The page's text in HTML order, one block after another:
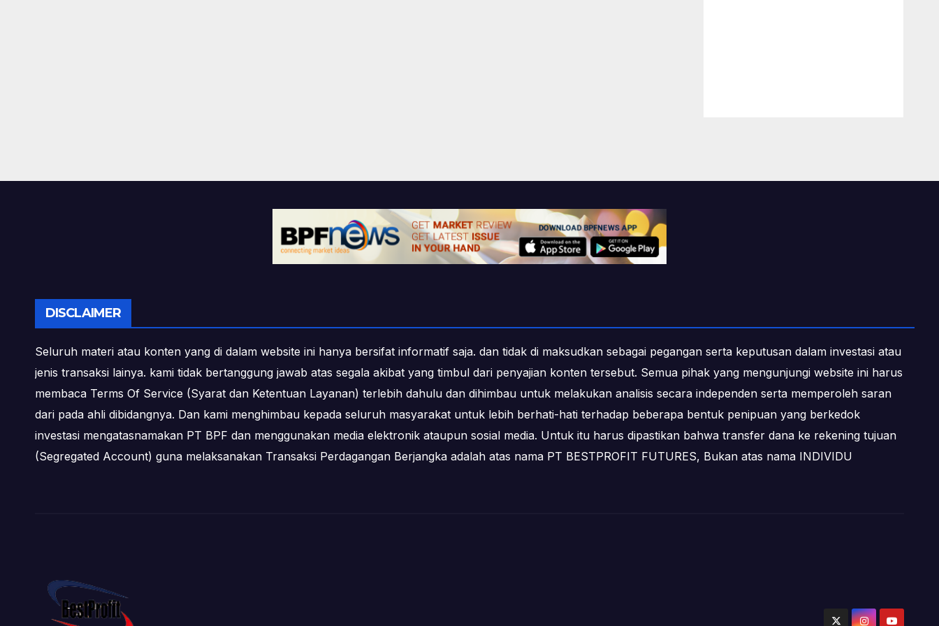
DISCLAIMER
Seluruh materi atau konten yang di dalam website ini hanya bersifat informatif saja. dan tidak di maksudkan sebagai pegangan serta keputusan dalam investasi atau
jenis transaksi lainya. kami tidak bertanggung jawab atas segala akibat yang timbul dari penyajian konten tersebut. Semua pihak yang mengunjungi website ini harus
membaca Terms Of Service (Syarat dan Ketentuan Layanan) terlebih dahulu dan dihimbau untuk melakukan analisis secara independen serta memperoleh saran
dari pada ahli dibidangnya. Dan kami menghimbau kepada seluruh masyarakat untuk lebih berhati-hati terhadap beberapa bentuk penipuan yang berkedok
investasi mengatasnamakan PT BPF dan menggunakan media elektronik ataupun sosial media. Untuk itu harus dipastikan bahwa transfer dana ke rekening tujuan
(Segregated Account) guna melaksanakan Transaksi Perdagangan Berjangka adalah atas nama PT BESTPROFIT FUTURES, Bukan atas nama INDIVIDU